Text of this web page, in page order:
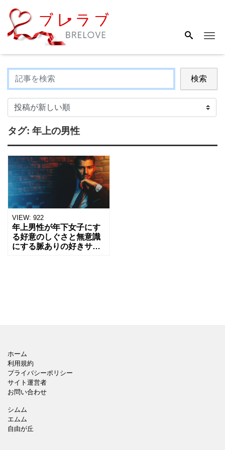
検索
タグ: 年上の男性
VIEW: 922
年上男性が年下女子にす
る好意のしぐさと無意識
にする脈ありの好きサイ
ホーム
利用規約
プライバシーポリシー
サイト運営者
お問い合わせ
シムム
エムム
自由が丘